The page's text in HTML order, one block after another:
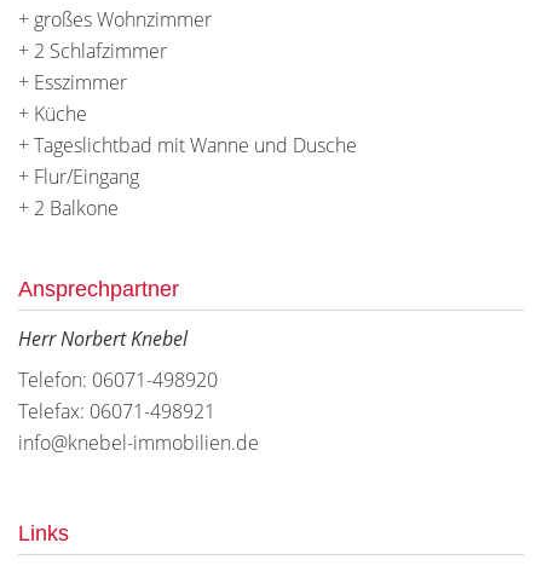
+ großes Wohnzimmer
+ 2 Schlafzimmer
+ Esszimmer
+ Küche
+ Tageslichtbad mit Wanne und Dusche
+ Flur/Eingang
+ 2 Balkone
Ansprechpartner
Herr Norbert Knebel
Telefon: 06071-498920
Telefax: 06071-498921
info@knebel-immobilien.de
Links